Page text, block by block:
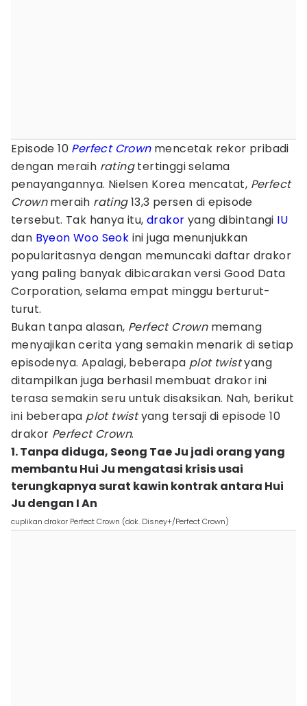
Episode 10 Perfect Crownmencetak rekor pribadi
dengan meraih ratingtertinggi selama
penayangannya. Nielsen Korea mencatat, Perfect
Crownmeraih rating13,3 persen di episode
tersebut. Tak hanya itu, drakor yang dibintangi IU
dan Byeon Woo Seok ini juga menunjukkan
popularitasnya dengan memuncaki daftar drakor
yang paling banyak dibicarakan versi Good Data
Corporation, selama empat minggu berturut-
turut.
Bukan tanpa alasan, Perfect Crownmemang
menyajikan cerita yang semakin menarik di setiap
episodenya. Apalagi, beberapa plot twistyang
ditampilkan juga berhasil membuat drakor ini
terasa semakin seru untuk disaksikan. Nah, berikut
ini beberapa plot twistyang tersaji di episode 10
drakor Perfect Crown.
1. Tanpa diduga, Seong Tae Ju jadi orang yang
membantu Hui Ju mengatasi krisis usai
terungkapnya surat kawin kontrak antara Hui
Ju dengan I An
cuplikan drakor Perfect Crown (dok. Disney+/Perfect Crown)